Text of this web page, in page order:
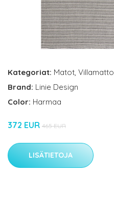
Kategoriat: Matot Villamatto
Brand: Linie Design
Color: Harmaa
372 EUR 465 EUR
LISÄTIETOJA